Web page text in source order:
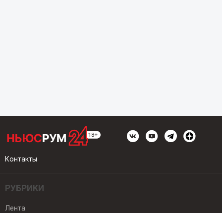
Контакты
РУБРИКИ
Лента